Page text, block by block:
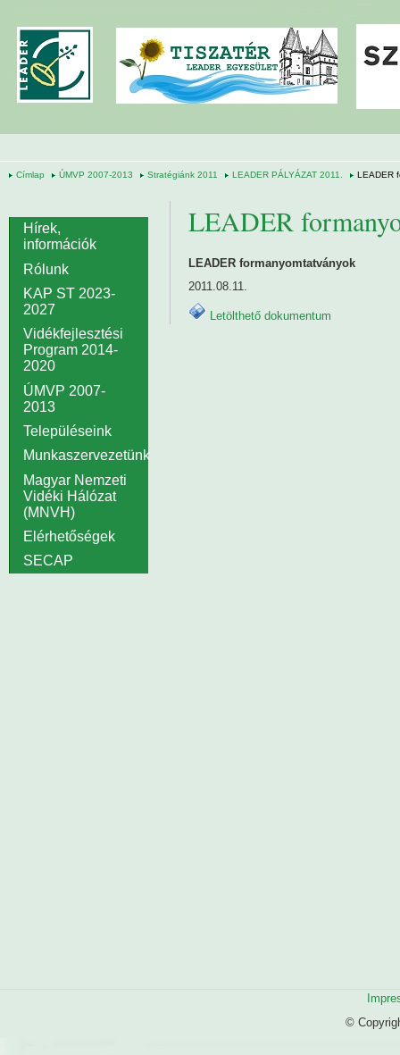
Címlap ÚMVP 2007-2013 Stratégiánk 2011 LEADER PÁLYÁZAT 2011. LEADER
LEADER
LEADER formanyomtatványok
2011.08.11.
Letölthető dokumentum
Hírek,
információk
Rólunk
KAP ST 2023-
2027
Vidékfejlesztési
Program 2014-
2020
ÚMVP 2007-
2013
Településeink
Munkaszervezetünk
Magyar Nemzeti
Vidéki Hálózat
(MNVH)
Elérhetőségek
SECAP
©